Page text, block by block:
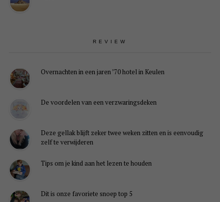
REVIEW
Overnachten in een jaren ’70 hotel in Keulen
De voordelen van een verzwaringsdeken
Deze gellak blijft zeker twee weken zitten en is eenvoudig
zelf te verwijderen
Tips om je kind aan het lezen te houden
Dit is onze favoriete snoep top 5